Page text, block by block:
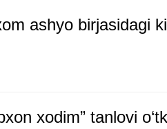
ashyo birjasidagi
xodim” tanlovi